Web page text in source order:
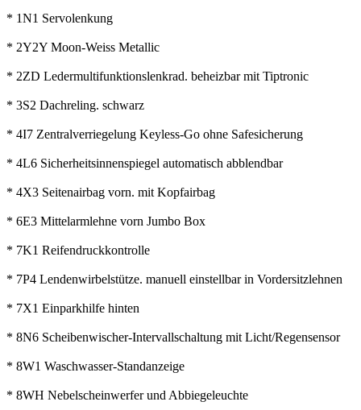
* 1N1 Servolenkung
* 2Y2Y Moon-Weiss Metallic
* 2ZD Ledermultifunktionslenkrad. beheizbar mit Tiptronic
* 3S2 Dachreling. schwarz
* 4I7 Zentralverriegelung Keyless-Go ohne Safesicherung
* 4L6 Sicherheitsinnenspiegel automatisch abblendbar
* 4X3 Seitenairbag vorn. mit Kopfairbag
* 6E3 Mittelarmlehne vorn Jumbo Box
* 7K1 Reifendruckkontrolle
* 7P4 Lendenwirbelstütze. manuell einstellbar in Vordersitzlehnen
* 7X1 Einparkhilfe hinten
* 8N6 Scheibenwischer-Intervallschaltung mit Licht/Regensensor
* 8W1 Waschwasser-Standanzeige
* 8WH Nebelscheinwerfer und Abbiegeleuchte